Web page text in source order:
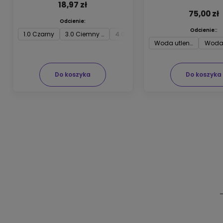
18,97 zł
Do koszyka
Odcienie:
1.0 Czarny 3.0 Ciemny brąz 4.0 Średni brąz 5.0 Jasny brąz
75,00 zł
Do koszyka
Odcienie::
Woda utleniona Joico